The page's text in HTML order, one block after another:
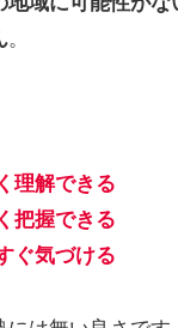
。
理解できる
把握できる
ぐ気づける